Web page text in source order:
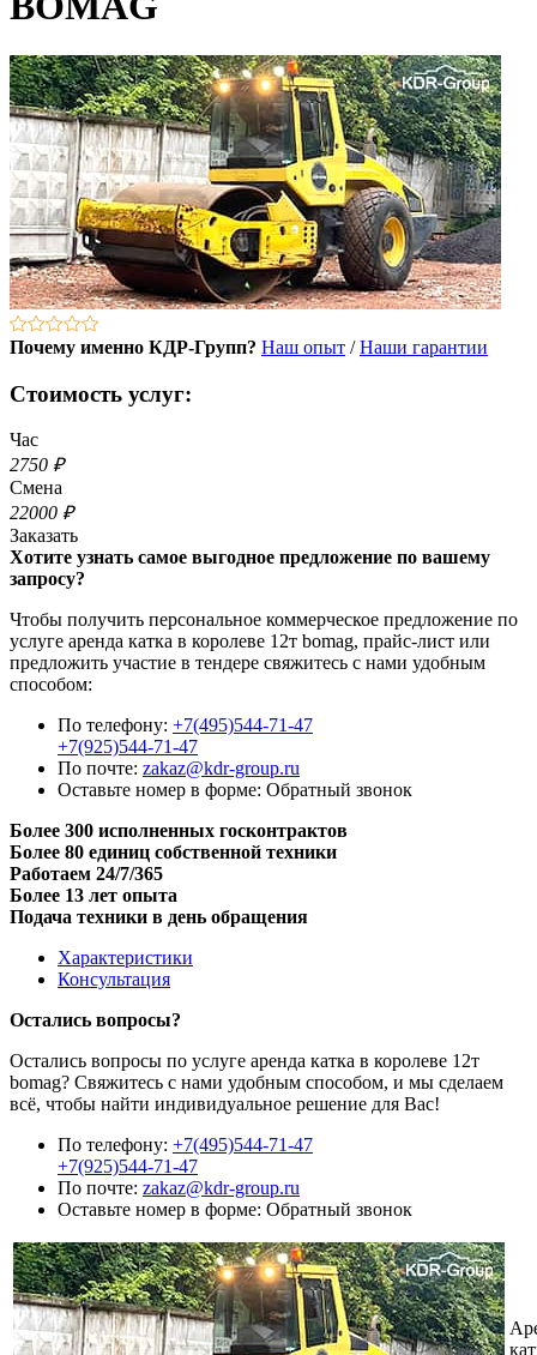
Почему именно КДР-Групп? Наш опыт /Наши гарантии
Стоимость услуг:
Час
2750 ₽
Смена
22000 ₽
Заказать
Хотите узнать самое выгодное предложение по вашему
запросу?
Чтобы получить персональное коммерческое предложение по
услуге аренда катка в королеве 12т bomag, прайс-лист или
предложить участие в тендере свяжитесь с нами удобным
способом:
По телефону: +7(495)544-71-47
+7(925)544-71-47
По почте: zakaz@kdr-group.ru
Оставьте номер в форме: Обратный звонок
Более 300 исполненных госконтрактов
Более 80 единиц собственной техники
Работаем 24/7/365
Более 13 лет опыта
Подача техники в день обращения
Характеристики
Консультация
Остались вопросы?
Остались вопросы по услуге аренда катка в королеве 12т
bomag? Свяжитесь с нами удобным способом, и мы сделаем
всё, чтобы найти индивидуальное решение для Вас!
По телефону: +7(495)544-71-47
+7(925)544-71-47
По почте: zakaz@kdr-group.ru
Оставьте номер в форме: Обратный звонок